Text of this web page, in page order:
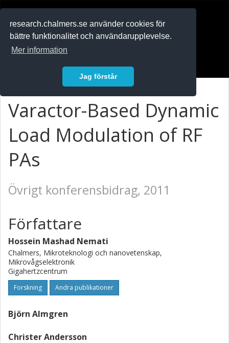
research.chalmers.se använder cookies för
bättre funktionalitet och användarupplevelse.
Mer information
Jag förstår
Varactor-Based Dynamic
Load Modulation of RF
PAs
Övrigt konferensbidrag, 2011
Författare
Hossein Mashad Nemati
Chalmers, Mikroteknologi och nanovetenskap,
Mikrovågselektronik
Gigahertzcentrum
Forskning Andra publikationer
Björn Almgren
Christer Andersson